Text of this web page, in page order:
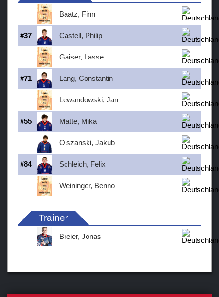
Baatz, Finn
#37 Castell, Philip
Gaiser, Lasse
#71 Lang, Constantin
Lewandowski, Jan
#55 Matte, Mika
Olszanski, Jakub
#84 Schleich, Felix
Weininger, Benno
Trainer
Breier, Jonas